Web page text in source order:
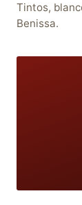
Tintos,
Benissa.